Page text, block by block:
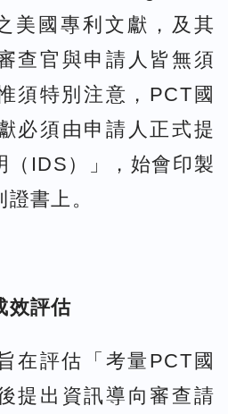
美國專利文獻，及其
查官與申請人皆無須
須特別注意，PCT國
必須由申請人正式提
（IDS）」，始會印製
書上。
效評估
評估「考量PCT國
提出資訊導向審查請